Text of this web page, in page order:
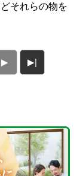
それらの物を
▶ ▶|